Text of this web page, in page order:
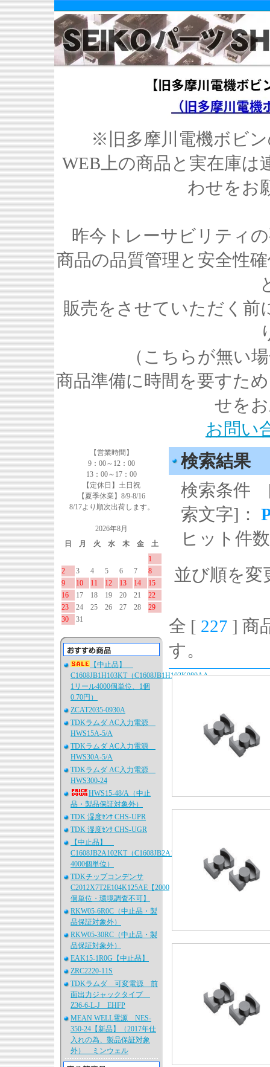
※旧多摩川電機ボビ
WEB上の商品と実在庫
わせをお
昨今トレーサビリティ
商品の品質管理と安全性
販売をさせていただく前
（こちらが無い
商品準備に時間を要すた
せを
お問い
【営業時間】
9：00～12：00
13：00～17：00
【定休日】土日祝
【夏季休業】8/9-8/16
8/17より順次出荷します。
2026年8月
日
月 火 水 木 金
土
1
2
3 4 5 6 7
8
9
10 11 12 13 14
15
16
17 18 19 20 21
22
23
24 25 26 27 28
29
30
31
【中止品】
C1608JB1H103KT（C1608JB1H103K080AA、
1リール4000個単位、1個
0.70円）
ZCAT2035-0930A
TDKラムダ AC入力電源
HWS15A-5/A
TDKラムダ AC入力電源
HWS30A-5/A
TDKラムダ AC入力電源
HWS300-24
HWS15-48/A（中止
品・製品保証対象外）
TDK 湿度ｾﾝｻ CHS-UPR
TDK 湿度ｾﾝｻ CHS-UGR
【中止品】
C1608JB2A102KT（C1608JB2A102K080AA、
4000個単位）
TDKチップコンデンサ
C2012X7T2E104K125AE【2000
個単位・環境調査不可】
RKW05-6R0C（中止品・製
品保証対象外）
RKW05-30RC（中止品・製
品保証対象外）
EAK15-1R0G【中止品】
ZRC2220-11S
TDKラムダ 可変電源 前
面出力ジャックタイプ
Z36-6-L-J EHFP
MEAN WELL電源 NES-
350-24【新品】（2017年仕
入れの為、製品保証対象
外） ミンウェル
検索結果
検索条件
索文字]：
ヒット件
並び順を変
全 [ 227 ] 商
す。